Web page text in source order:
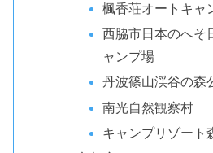
楓香荘オートキャ
西脇市日本のへそ
ャンプ場
丹波篠山渓谷の森
南光自然観察村
キャンプリゾート